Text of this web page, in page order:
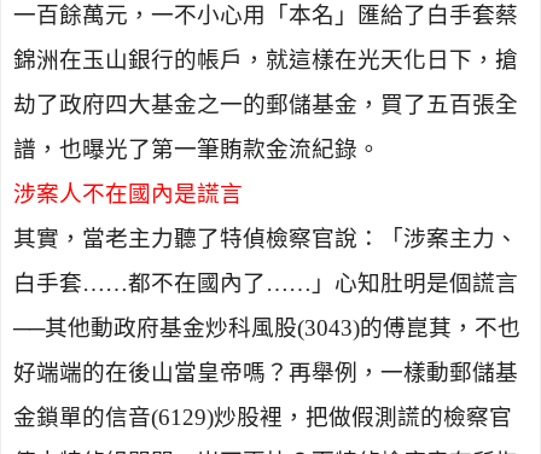
一百餘萬元，一不小心用「本名」匯給了白手套蔡
錦洲在玉山銀行的帳戶，就這樣在光天化日下，搶
劫了政府四大基金之一的郵儲基金，買了五百張全
譜，也曝光了第一筆賄款金流紀錄。
涉案人不在國內是謊言
其實，當老主力聽了特偵檢察官說：「涉案主力、
白手套……都不在國內了……」心知肚明是個謊言
──其他動政府基金炒科風股(3043)的傅崑萁，不也
好端端的在後山當皇帝嗎？再舉例，一樣動郵儲基
金鎖單的信音(6129)炒股裡，把做假測謊的檢察官